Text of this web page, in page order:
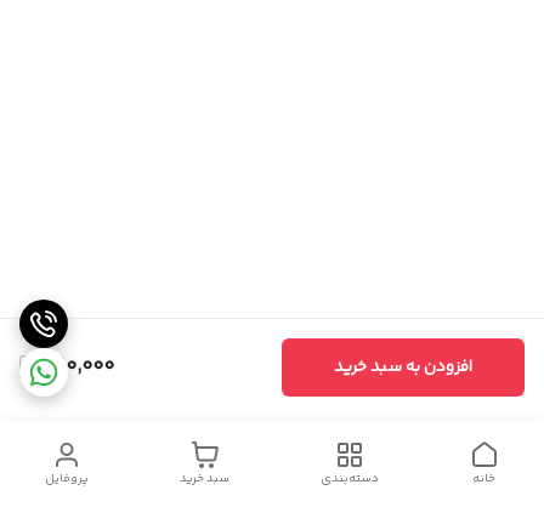
760,000 افزودن به سبد خرید
پروفایل سبد خرید دسته‌بندی خانه